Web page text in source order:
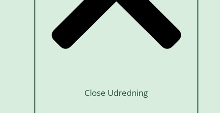
Close Udredning